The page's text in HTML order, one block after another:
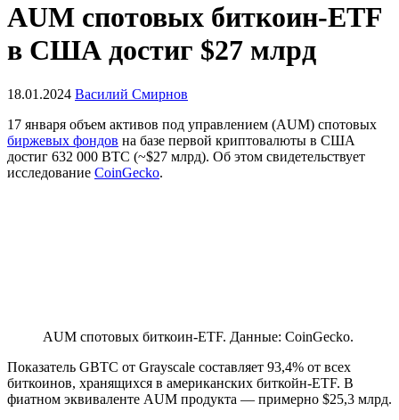
AUM спотовых биткоин-ETF
в США достиг $27 млрд
18.01.2024 Василий Смирнов
17 января объем активов под управлением (AUM) спотовых
биржевых фондов на базе первой криптовалюты в США
достиг 632 000 BTC (~$27 млрд). Об этом свидетельствует
исследование CoinGecko.
AUM спотовых биткоин-ETF. Данные: CoinGecko.
Показатель GBTC от Grayscale составляет 93,4% от всех
биткоинов, хранящихся в американских биткойн-ETF. В
фиатном эквиваленте AUM продукта — примерно $25,3 млрд.